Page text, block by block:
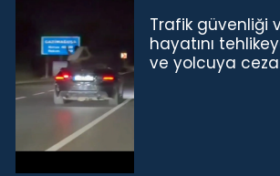
Trafik güvenliği
hayatını
ve yolcuya